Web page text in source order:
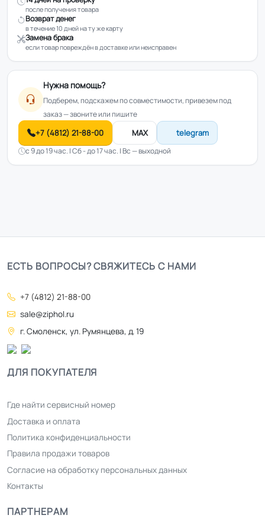
после получения товара
Возврат денег
в течение 10 дней на ту же карту
Замена брака
если товар повреждён в доставке или неисправен
Нужна помощь?
Подберем, подскажем по совместимости, привезем под
заказ — звоните или пишите
+7 (4812) 21-88-00 MAX telegram
с 9 до 19 час. | Сб - до 17 час. | Вс — выходной
ЕСТЬ ВОПРОСЫ? СВЯЖИТЕСЬ С НАМИ
+7 (4812) 21-88-00
sale@ziphol.ru
г. Смоленск, ул. Румянцева, д. 19
ДЛЯ ПОКУПАТЕЛЯ
Где найти сервисный номер
Доставка и оплата
Политика конфиденциальности
Правила продажи товаров
Согласие на обработку персональных данных
Контакты
ПАРТНЕРАМ